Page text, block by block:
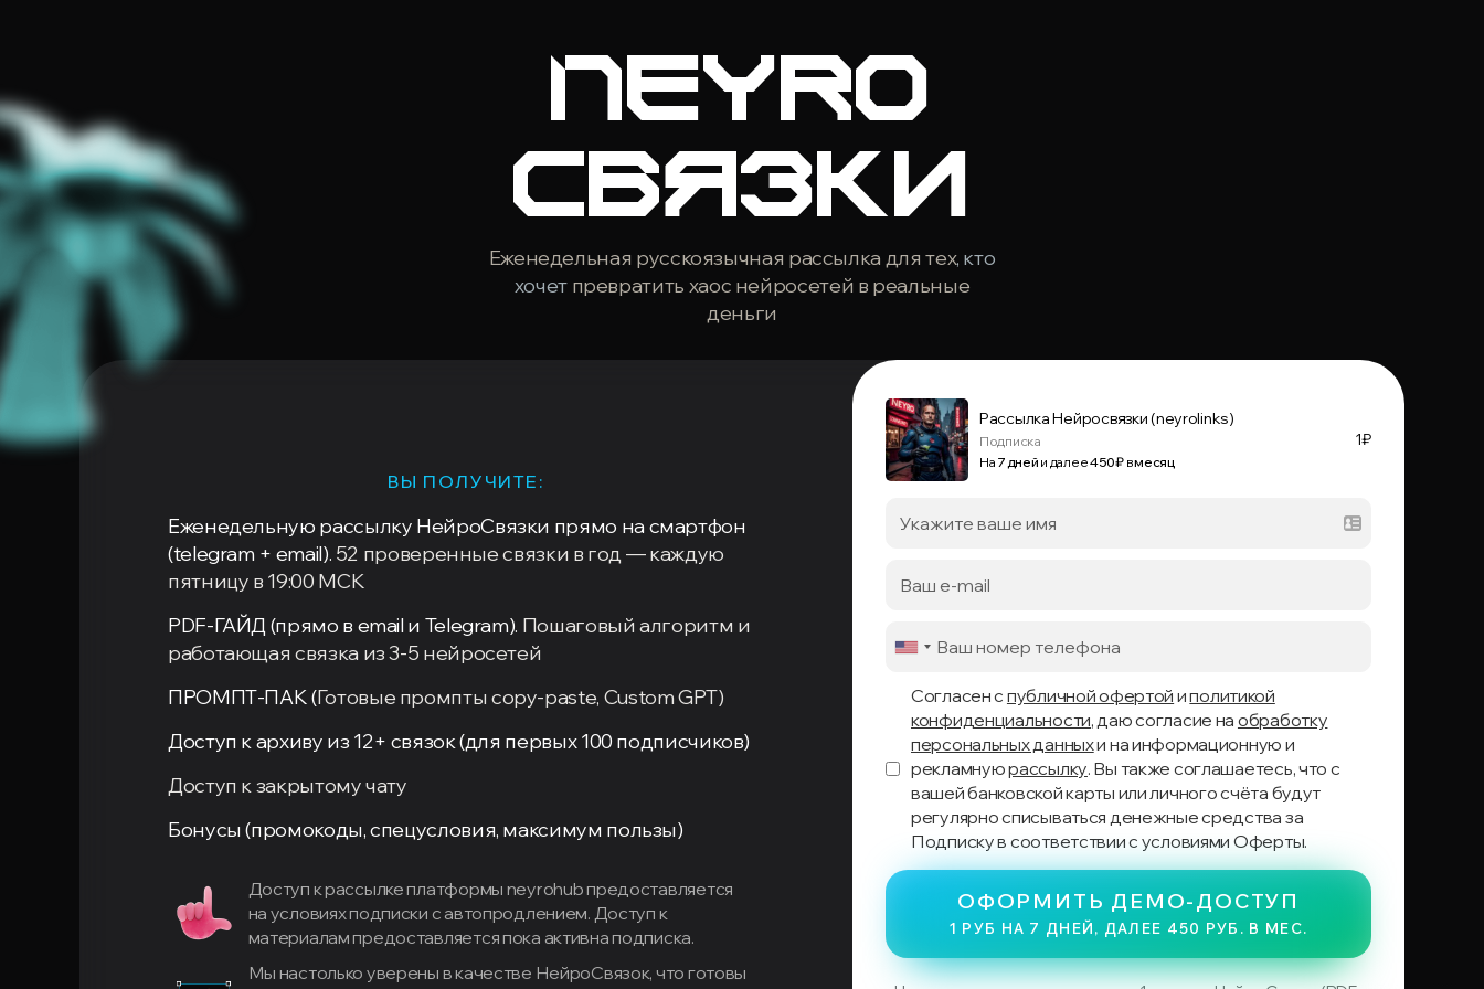
NEYRO
СВЯЗКИ
Еженедельная русскоязычная рассылка для тех, кто
хочет превратить хаос нейросетей в реальные
деньги
ВЫ ПОЛУЧИТЕ:
Еженедельную рассылку НейроСвязки прямо на смартфон
(telegram + email). 52 проверенные связки в год — каждую
пятницу в 19:00 МСК
PDF-ГАЙД (прямо в email и Telegram). Пошаговый алгоритм и
работающая связка из 3-5 нейросетей
ПРОМПТ-ПАК (Готовые промпты copy-paste, Custom GPT)
Доступ к архиву из 12+ связок (для первых 100 подписчиков)
Доступ к закрытому чату
Бонусы (промокоды, спецусловия, максимум пользы)
Доступ к рассылке платформы neyrohub предоставляется
на условиях подписки с автопродлением. Доступ к
материалам предоставляется пока активна подписка.
Мы настолько уверены в качестве НейроСвязок, что готовы
Рассылка Нейросвязки (neyrolinks)
Подписка
На 7дней и далее450₽вмесяц
1₽
Согласен с публичной офертой иполитикой
конфиденциальности, даю согласие на обработку
персональных данныхи на информационную и
рекламнуюрассылку. Вы также соглашаетесь, что с
вашей банковской карты или личного счёта будут
регулярно списываться денежные средства за
Подписку в соответствии с условиями Оферты.
ОФОРМИТЬ ДЕМО-ДОСТУП
1 РУБ НА 7 ДНЕЙ, ДАЛЕЕ 450 РУБ. В МЕС.